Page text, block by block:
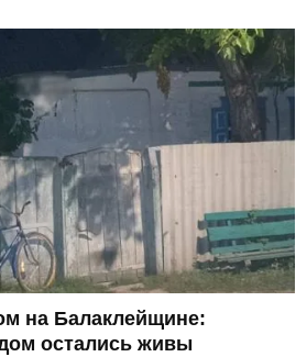
на Балаклейщине:
остались живы